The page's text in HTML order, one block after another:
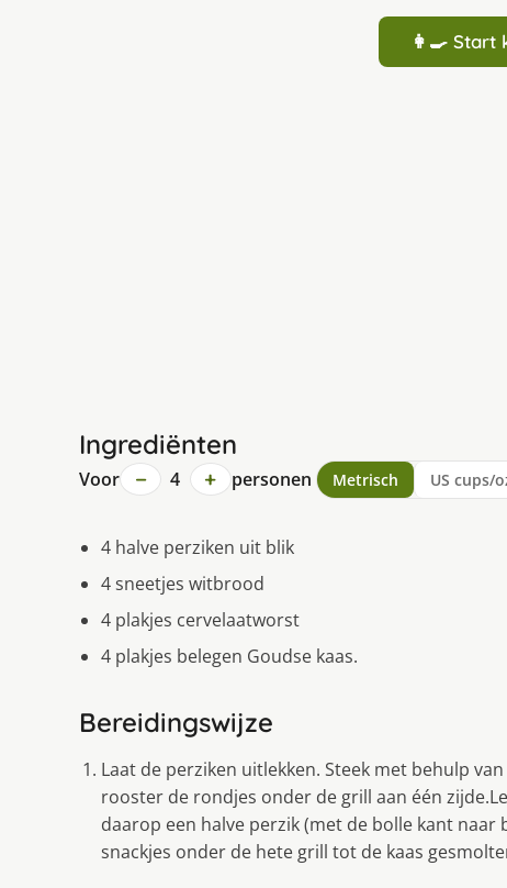
👩‍🍳 Start
Ingrediënten
Voor − 4 + personen Metrisch US cups/
4 halve perziken uit blik
4 sneetjes witbrood
4 plakjes cervelaatworst
4 plakjes belegen Goudse kaas.
Bereidingswijze
Laat de perziken uitlekken. Steek met behulp
rooster de rondjes onder de grill aan één
daarop een halve perzik (met de bolle kant naar
snackjes onder de hete grill tot de kaas